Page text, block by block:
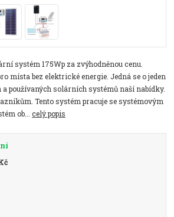
systém 175Wp za zvýhodněnou cenu.
místa bez elektrické energie. Jedná se o jeden
a používaných solárních systémů naší nabídky.
Tento systém pracuje se systémovým
ob...celý popis